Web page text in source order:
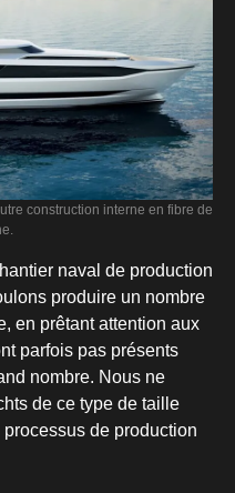
construction interne en fibre de
naval de production
produire un nombre
en prêtant attention aux
parfois pas présents
nombre. Nous ne
de ce type de taille
de production